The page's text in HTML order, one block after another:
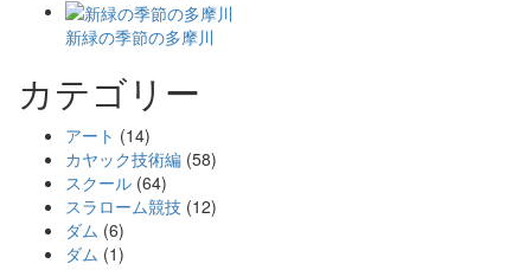
新緑の季節の多摩川
カテゴリー
アート (14)
カヤック技術編 (58)
スクール (64)
スラローム競技 (12)
ダム (6)
ダム (1)